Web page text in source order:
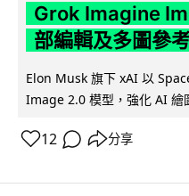
Grok Imagine
部編輯及多圖參
Elon Musk 旗下 xAI 以
Image 2.0 模型，強化 AI 繪
12 分享